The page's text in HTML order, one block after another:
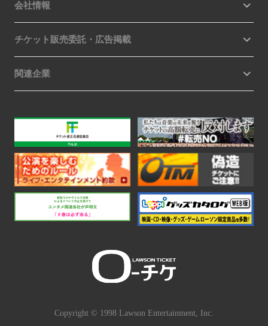
会社情報
チケット販売委託・広告掲載
関連企業
Copyright © 1998 Lawson Entertainment, Inc.